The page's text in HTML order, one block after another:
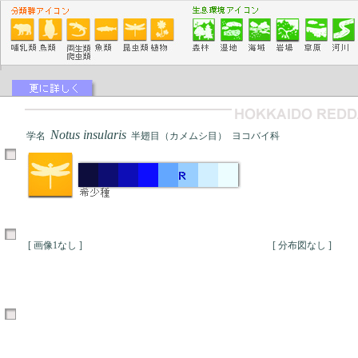
学名 Notus insularis 半翅目（カメムシ目） ヨコバイ科
[ 画像1なし ] [ 分布図なし ]